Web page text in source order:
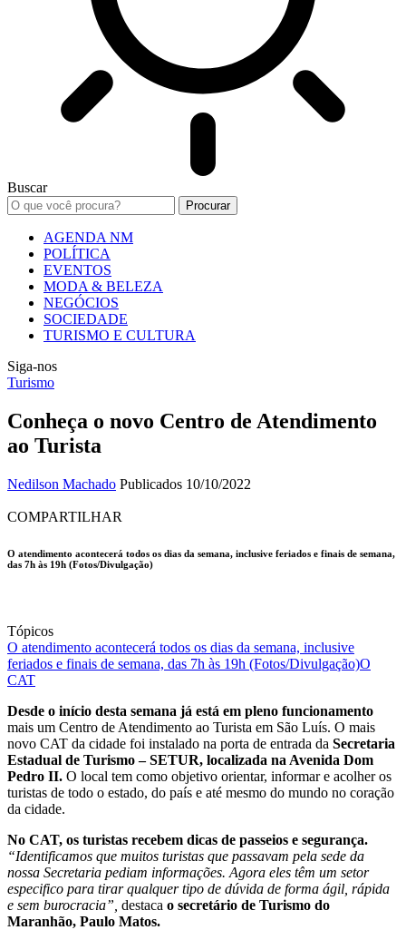
Buscar
AGENDA NM
POLÍTICA
EVENTOS
MODA & BELEZA
NEGÓCIOS
SOCIEDADE
TURISMO E CULTURA
Siga-nos
Turismo
Conheça o novo Centro de Atendimento
ao Turista
Nedilson Machado Publicados 10/10/2022
COMPARTILHAR
O atendimento acontecerá todos os dias da semana, inclusive feriados e finais de semana,
das 7h às 19h (Fotos/Divulgação)
Tópicos
O atendimento acontecerá todos os dias da semana, inclusive
feriados e finais de semana, das 7h às 19h (Fotos/Divulgação)O
CAT
Desde o início desta semana já está em pleno funcionamento
mais um Centro de Atendimento ao Turista em São Luís. O mais
novo CAT da cidade foi instalado na porta de entrada da Secretaria
Estadual de Turismo – SETUR, localizada na Avenida Dom
Pedro II. O local tem como objetivo orientar, informar e acolher os
turistas de todo o estado, do país e até mesmo do mundo no coração
da cidade.
No CAT, os turistas recebem dicas de passeios e segurança.
“Identificamos que muitos turistas que passavam pela sede da
nossa Secretaria pediam informações. Agora eles têm um setor
especifico para tirar qualquer tipo de dúvida de forma ágil, rápida
e sem burocracia”, destaca o secretário de Turismo do
Maranhão, Paulo Matos.